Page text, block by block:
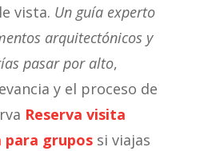
vista. Un guía experto
arquitectónicos y
pasar por alto,
y el proceso de
Reserva visita
para grupossi viajas